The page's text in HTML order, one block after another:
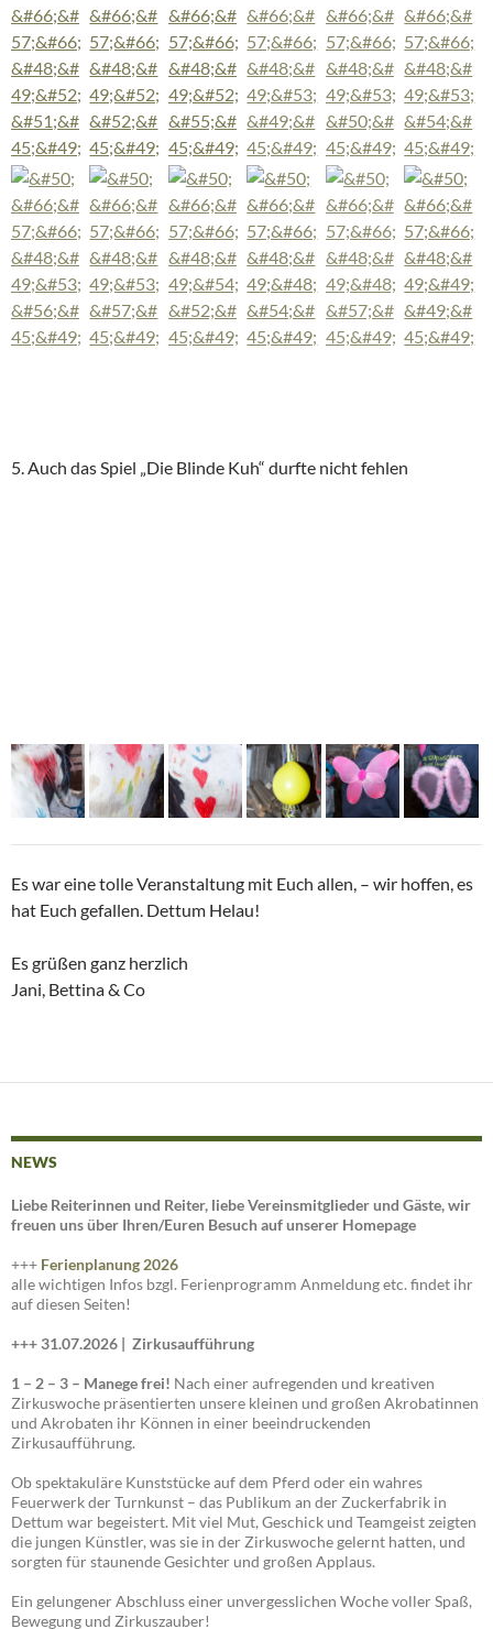
hat Euch gefallen. Dettum Helau!
Es grüßen ganz herzlich
Jani, Bettina & Co
Liebe Reiterinnen und Reiter, liebe Vereinsmitglieder und Gäste, wir
freuen uns über Ihren/Euren Besuch auf unserer Homepage
+++Ferienplanung 2026
auf diesen Seiten!